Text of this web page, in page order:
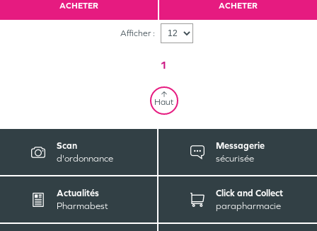
ACHETER ACHETER
Afficher :
1
Haut
Scan
d'ordonnance
Messagerie
sécurisée
Actualités
Pharmabest
Click and Collect
parapharmacie